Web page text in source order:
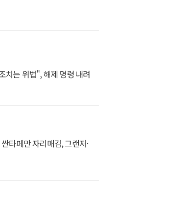
치는 위법", 해제 명령 내려
타페만 자리매김, 그랜저·